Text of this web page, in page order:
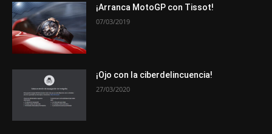
Novedades
Opiniones Premios Secciones
¡Arranca MotoGP con Tissot!
07/03/2019
¡Ojo con la ciberdelincuencia!
27/03/2020